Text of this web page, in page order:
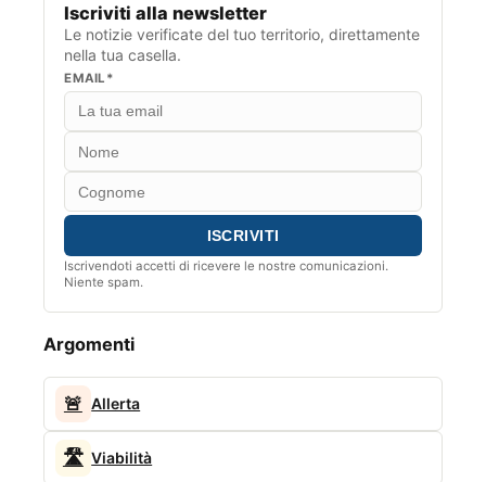
Iscriviti alla newsletter
Le notizie verificate del tuo territorio, direttamente
nella tua casella.
EMAIL*
Iscrivendoti accetti di ricevere le nostre comunicazioni.
Niente spam.
Argomenti
🚨 Allerta
🛣️ Viabilità